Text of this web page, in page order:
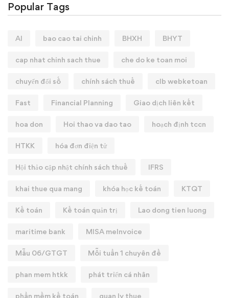
Popular Tags
AI bao cao tai chinh BHXH BHYT
cap nhat chinh sach thue che do ke toan moi
chuyển đổi số chính sách thuế clb webketoan
Fast Financial Planning Giao dịch liên kết
hoa don Hoi thao va dao tao hoạch định tccn
HTKK hóa đơn điện tử
Hội thảo cập nhật chính sách thuế IFRS
khai thue qua mang khóa học kế toán KTQT
Kế toán Kế toán quản trị Lao dong tien luong
maritime bank MISA meInvoice
Mẫu 06/GTGT Mỗi tuần 1 chuyên đề
phan mem htkk phát triển cá nhân
phần mềm kế toán quan ly thue